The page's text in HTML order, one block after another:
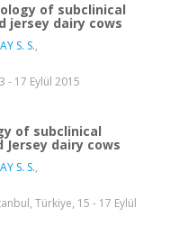
of subclinical
jersey dairy cows
AY S. S.,
- 17 Eylül 2015
of subclinical
dairy cows
AY S. S.,
Türkiye, 15 - 17 Eylül